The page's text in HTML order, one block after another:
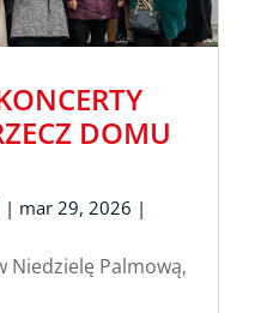
DOMU
| mar 29, 2026 |
Niedzielę Palmową,